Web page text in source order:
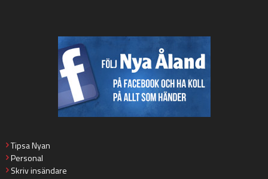
Tipsa Nyan
Personal
Skriv insändare